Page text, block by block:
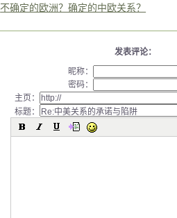
不确定的欧洲？确定的中欧关系？
发表评论：
昵称：
密码：
主页：
标题：